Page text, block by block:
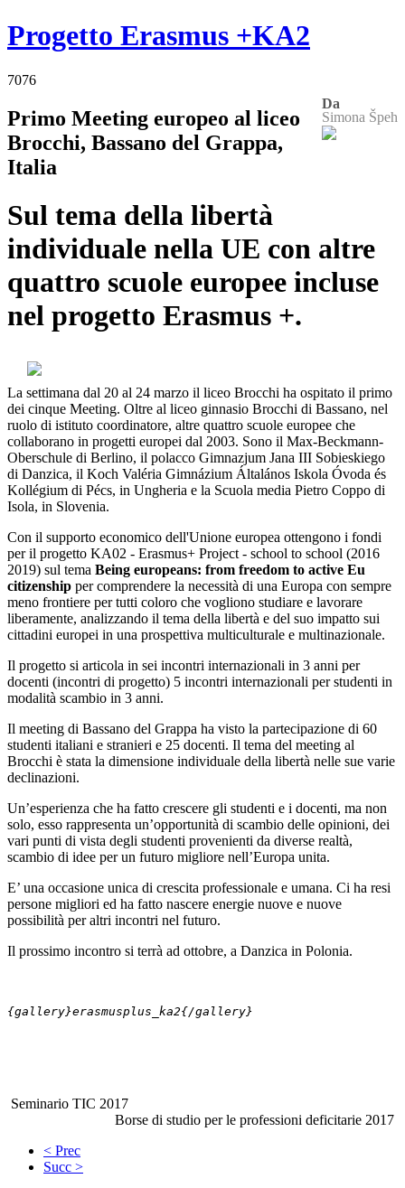
Progetto Erasmus +KA2
7076
Da
Simona Špeh
Primo Meeting europeo al liceo
Brocchi, Bassano del Grappa,
Italia
Sul tema della libertà
individuale nella UE con altre
quattro scuole europee incluse
nel progetto Erasmus +.
La settimana dal 20 al 24 marzo il liceo Brocchi ha ospitato il primo
dei cinque Meeting. Oltre al liceo ginnasio Brocchi di Bassano, nel
ruolo di istituto coordinatore, altre quattro scuole europee che
collaborano in progetti europei dal 2003. Sono il Max-Beckmann-
Oberschule di Berlino, il polacco Gimnazjum Jana III Sobieskiego
di Danzica, il Koch Valéria Gimnázium Általános Iskola Óvoda és
Kollégium di Pécs, in Ungheria e la Scuola media Pietro Coppo di
Isola, in Slovenia.
Con il supporto economico dell'Unione europea ottengono i fondi
per il progetto KA02 - Erasmus+ Project - school to school (2016
2019) sul tema Being europeans: from freedom to active Eu
citizenship per comprendere la necessità di una Europa con sempre
meno frontiere per tutti coloro che vogliono studiare e lavorare
liberamente, analizzando il tema della libertà e del suo impatto sui
cittadini europei in una prospettiva multiculturale e multinazionale.
Il progetto si articola in sei incontri internazionali in 3 anni per
docenti (incontri di progetto) 5 incontri internazionali per studenti in
modalità scambio in 3 anni.
Il meeting di Bassano del Grappa ha visto la partecipazione di 60
studenti italiani e stranieri e 25 docenti. Il tema del meeting al
Brocchi è stata la dimensione individuale della libertà nelle sue varie
declinazioni.
Un’esperienza che ha fatto crescere gli studenti e i docenti, ma non
solo, esso rappresenta un’opportunità di scambio delle opinioni, dei
vari punti di vista degli studenti provenienti da diverse realtà,
scambio di idee per un futuro migliore nell’Europa unita.
E’ una occasione unica di crescita professionale e umana. Ci ha resi
persone migliori ed ha fatto nascere energie nuove e nuove
possibilità per altri incontri nel futuro.
Il prossimo incontro si terrà ad ottobre, a Danzica in Polonia.
{gallery}erasmusplus_ka2{/gallery}
Seminario TIC 2017
Borse di studio per le professioni deficitarie 2017
< Prec
Succ >